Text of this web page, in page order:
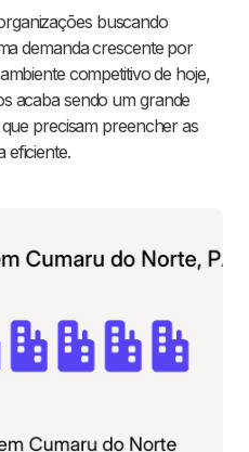
buscando
demanda crescente por
competitivo de hoje,
acaba sendo um grande
precisam preencher as
eficiente.